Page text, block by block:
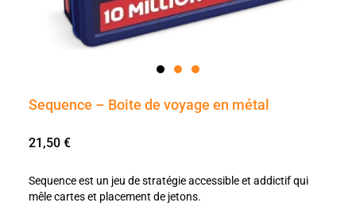
Sequence – Boite de voyage en métal
21,50 €
Sequence est un jeu de stratégie accessible et addictif qui
mêle cartes et placement de jetons.